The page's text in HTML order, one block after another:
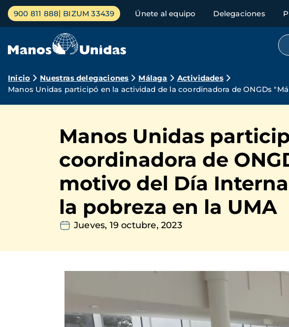
Pasar
contenido
Menú
principal
900 811 888 BIZUM 33439 Únete al equipo Delegaciones
Ruta
de
Inicio Nuestras delegaciones Málaga
Actividades
Manos Unidas participó en la actividad de la coordinadora de ONGDs
Manos Unidas
coordinadora de
motivo del Día
la pobreza en la UMA
Jueves, 19 octubre, 2023